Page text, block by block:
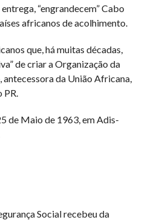
“engrandecem” Cabo
africanos de acolhimento.
que, há muitas décadas,
de criar a Organização da
da União Africana,
PR.
de Maio de 1963, em Adis-
Social recebeu da